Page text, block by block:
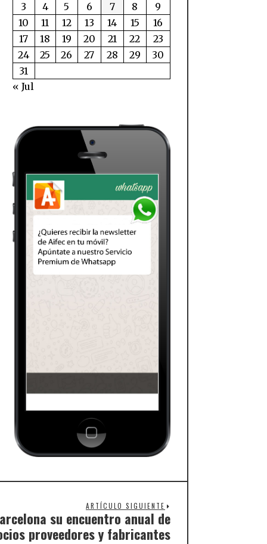
3
4 5 6 7 8
9
10
11 12 13 14 15
16
17
18 19 20 21 22
23
24
25 26 27 28 29
30
31
« Jul
ARTÍCULO SIGUIENTE
su encuentro anual de
proveedores y fabricantes